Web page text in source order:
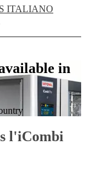
ITALIANO
in
l'iCombi